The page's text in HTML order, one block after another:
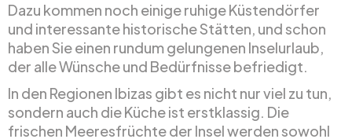
Dazu kommen noch einige ruhige Küstendörfer
und interessante historische Stätten, und schon
haben Sie einen rundum gelungenen Inselurlaub,
der alle Wünsche und Bedürfnisse befriedigt.
In den Regionen Ibizas gibt es nicht nur viel zu tun,
sondern auch die Küche ist erstklassig. Die
frischen Meeresfrüchte der Insel werden sowohl